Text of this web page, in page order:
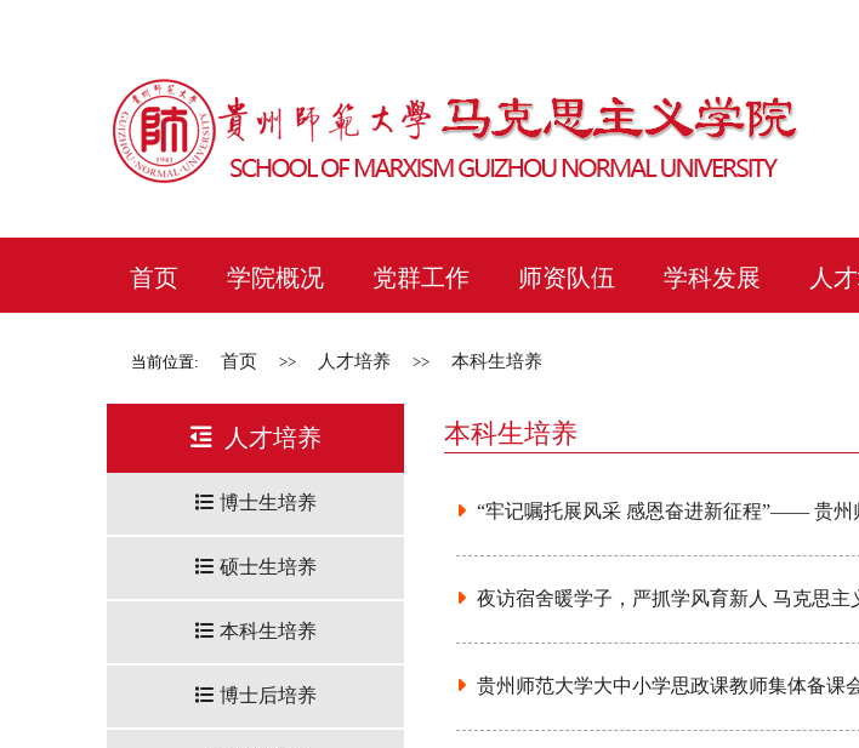
首页 学院概况 党群工作 师资队伍 学科发展 人
当前位置: 首页 >> 人才培养 >> 本科生培养
人才培养
博士生培养
硕士生培养
本科生培养
博士后培养
本科生培养
“牢记嘱托展风采 感恩奋进新征程”—— 贵州
夜访宿舍暖学子，严抓学风育新人 马克思
贵州师范大学大中小学思政课教师集体备课